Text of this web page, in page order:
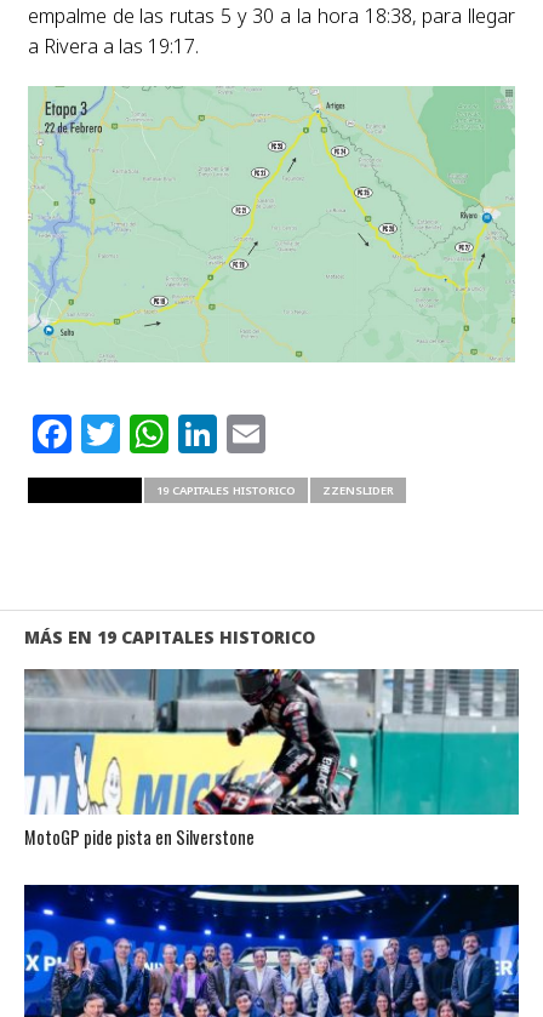
empalme de las rutas 5 y 30 a la hora 18:38, para llegar
a Rivera a las 19:17.
Facebook
Twitter
WhatsApp
LinkedIn
Email
19 CAPITALES HISTORICO ZZENSLIDER
MÁS EN 19 CAPITALES HISTORICO
MotoGP pide pista en Silverstone